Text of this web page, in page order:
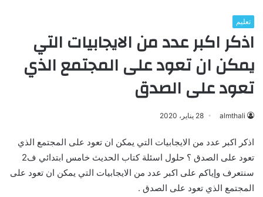
تعليم
اذكر اكبر عدد من الايجابيات التي
يمكن ان تعود على المجتمع الذي
تعود على الصدق
almthali 28 يناير، 2020
اذكر اكبر عدد من الايجابيات التي يمكن ان تعود على المجتمع الذي
تعود على الصدق ؟ حلول اسئلة كتاب الحديث خامس ابتدائي ف2
سنتعرف وإياكم على اكبر عدد من الايجابيات التي يمكن ان تعود على
المجتمع الذي تعود على الصدق .